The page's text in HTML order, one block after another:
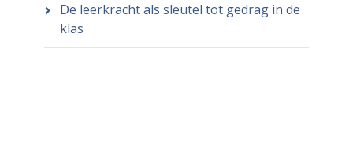
De leerkracht als sleutel tot gedrag in de
klas